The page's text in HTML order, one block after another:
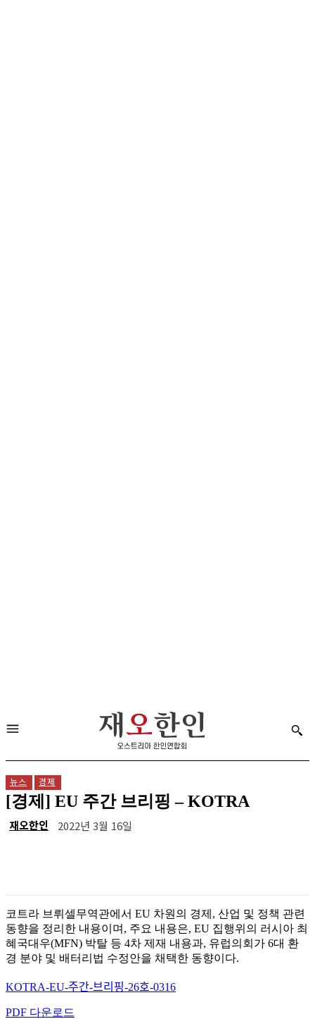
뉴스 경제
[경제] EU 주간 브리핑 – KOTRA
재오한인 2022년 3월 16일
코트라 브뤼셀무역관에서 EU 차원의 경제, 산업 및 정책 관련
동향을 정리한 내용이며, 주요 내용은, EU 집행위의 러시아 최
혜국대우(MFN) 박탈 등 4차 제재 내용과, 유럽의회가 6대 환
경 분야 및 배터리법 수정안을 채택한 동향이다.
KOTRA-EU-주간-브리핑-26호-0316
PDF 다운로드